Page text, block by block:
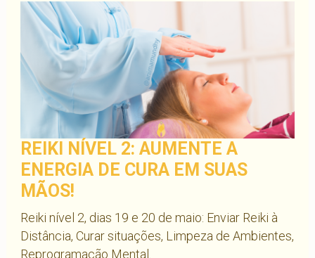
REIKI NÍVEL 2: AUMENTE A
ENERGIA DE CURA EM SUAS
MÃOS!
Reiki nível 2, dias 19 e 20 de maio: Enviar Reiki à
Distância, Curar situações, Limpeza de Ambientes,
Reprogramação Mental.